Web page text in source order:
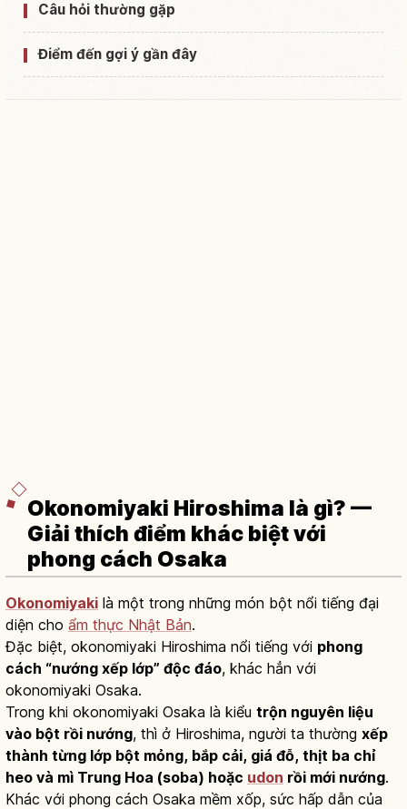
Câu hỏi thường gặp
Điểm đến gợi ý gần đây
Okonomiyaki Hiroshima là gì? —
Giải thích điểm khác biệt với
phong cách Osaka
Okonomiyaki là một trong những món bột nổi tiếng đại
diện cho ẩm thực Nhật Bản.
Đặc biệt, okonomiyaki Hiroshima nổi tiếng với phong
cách “nướng xếp lớp” độc đáo, khác hẳn với
okonomiyaki Osaka.
Trong khi okonomiyaki Osaka là kiểu trộn nguyên liệu
vào bột rồi nướng, thì ở Hiroshima, người ta thường xếp
thành từng lớp bột mỏng, bắp cải, giá đỗ, thịt ba chỉ
heo và mì Trung Hoa (soba) hoặc udon rồi mới nướng.
Khác với phong cách Osaka mềm xốp, sức hấp dẫn của